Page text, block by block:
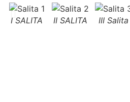
I SALITA II SALITA III Salita